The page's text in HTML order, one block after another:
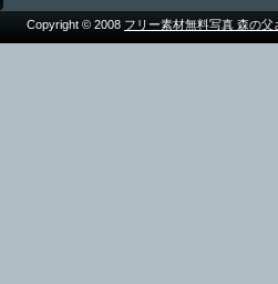
Copyright © 2008 フリー素材無料写真 森の父